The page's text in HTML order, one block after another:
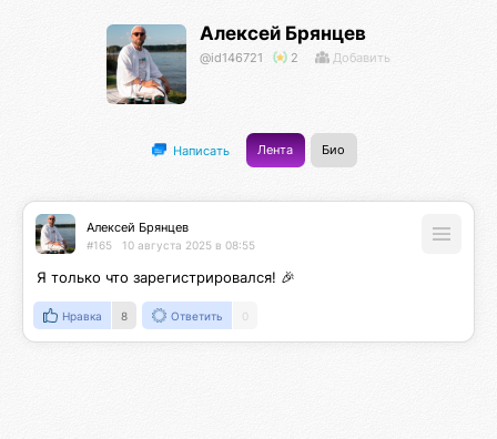
Алексей Брянцев
@id146721 2 Добавить
Написать Лента Био
Алексей Брянцев
#165 10 августа 2025 в 08:55
Я только что зарегистрировался! 🎉
Нравка 8 Ответить 0